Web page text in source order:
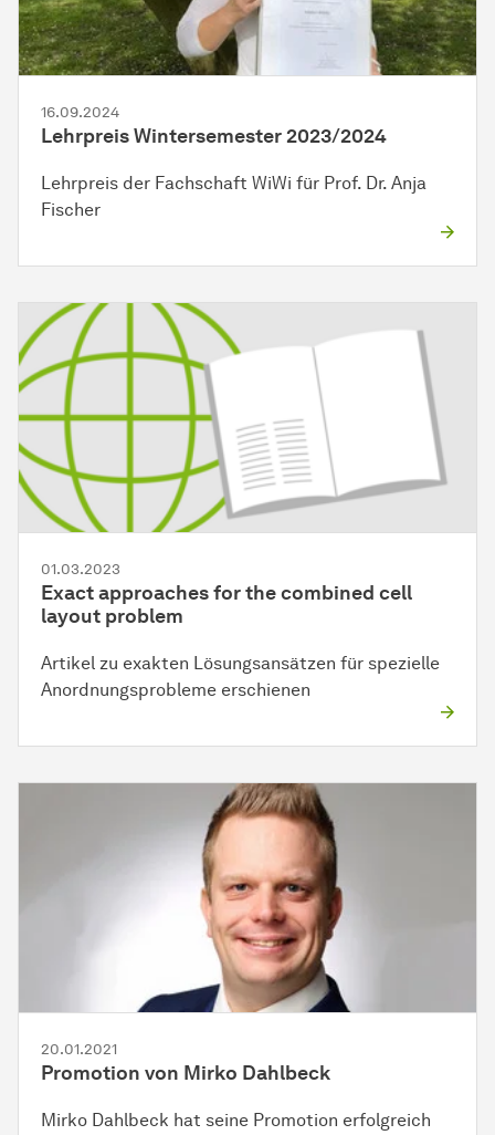
16.09.2024
Lehrpreis Wintersemester 2023/2024
Lehrpreis der Fachschaft WiWi für Prof. Dr. Anja
Fischer
01.03.2023
Exact approaches for the combined cell
layout problem
Artikel zu exakten Lösungsansätzen für spezielle
Anordnungsprobleme erschienen
20.01.2021
Promotion von Mirko Dahlbeck
Mirko Dahlbeck hat seine Promotion erfolgreich